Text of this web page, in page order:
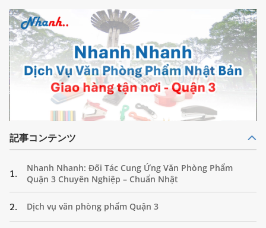
記事コンテンツ
1.
Nhanh Nhanh: Đối Tác Cung Ứng Văn Phòng Phẩm
Quận 3 Chuyên Nghiệp – Chuẩn Nhật
2. Dịch vụ văn phòng phẩm Quận 3